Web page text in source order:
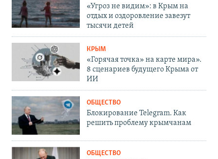
«Угроз не видим»: в Крым на
отдых и оздоровление завезут
тысячи детей
КРЫМ
«Горячая точка» на карте мира».
8 сценариев будущего Крыма от
ИИ
ОБЩЕСТВО
Блокирование Telegram. Как
решить проблему крымчанам
ОБЩЕСТВО